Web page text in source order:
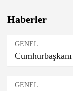
Haberler
GENEL
GENEL